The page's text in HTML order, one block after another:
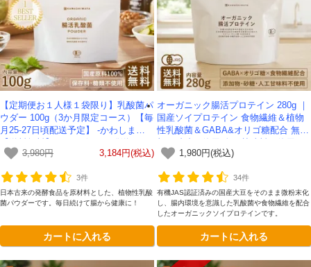
【定期便お１人様１袋限り】乳酸菌パ
ウダー 100g（3か月限定コース）【毎
月25-27日頃配送予定】 -かわしま屋-
3,980円
3,184円(税込)
3件
日本古来の発酵食品を原材料とした、植物性乳酸
菌パウダーです。毎日続けて腸から健康に！
カートに入れる
オーガニック腸活プロテイン 280g ｜
国産ソイプロテイン 食物繊維＆植物
性乳酸菌＆GABA&オリゴ糖配合 無添
わしま屋- 【送料無料】*メール便での
1,980円(税込)
34件
有機JAS認証済みの国産大豆をそのまま微粉末化
し、腸内環境を意識した乳酸菌や食物繊維を配合
したオーガニックソイプロテインです。
カートに入れる
対象者：かわしま屋で初めてお買い物をされる方
利用条件：3,000円以上のお買い物でご利用いただけます
ご利用回数：お一人様1回限り
※他のクーポンとの併用はできません
クーポンのご利用方法はこちら >>